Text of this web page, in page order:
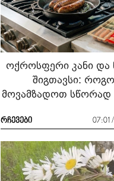
ოქროსფერი კანი და
შიგთავსი:
მოვამზადოთ სწორად
რჩევები 07:01